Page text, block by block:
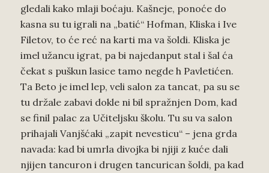
gledali kako mlaji boćaju. Kašneje, ponoće do
kasna su tu igrali na „batić“ Hofman, Kliska i Ive
Filetov, to će reć na karti ma va šoldi. Kliska je
imel užancu igrat, pa bi najedanput stal i šal ća
čekat s puškun lasice tamo negde h Pavletićen.
Ta Beto je imel lep, veli salon za tancat, pa su se
tu držale zabavi dokle ni bil spražnjen Dom, kad
se finil palac za Učiteljsku školu. Tu su va salon
prihajali Vanjšćaki „zapit nevesticu“ – jena grda
navada: kad bi umrla divojka bi njiji z kuće dali
njijen tancuron i drugen tancurican šoldi, pa kad